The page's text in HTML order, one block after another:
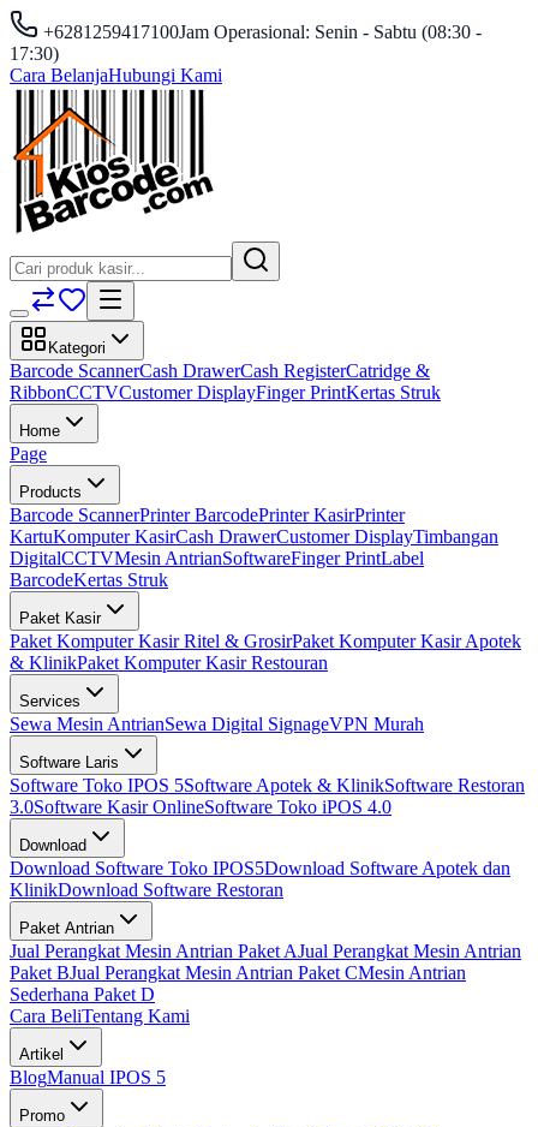
+6281259417100Jam Operasional: Senin - Sabtu (08:30 -
17:30)
Cara BelanjaHubungi Kami
Kategori
Barcode ScannerCash DrawerCash RegisterCatridge &
RibbonCCTVCustomer DisplayFinger PrintKertas Struk
Home
Page
Products
Barcode ScannerPrinter BarcodePrinter KasirPrinter
KartuKomputer KasirCash DrawerCustomer DisplayTimbangan
DigitalCCTVMesin AntrianSoftwareFinger PrintLabel
BarcodeKertas Struk
Paket Kasir
Paket Komputer Kasir Ritel & GrosirPaket Komputer Kasir Apotek
& KlinikPaket Komputer Kasir Restouran
Services
Sewa Mesin AntrianSewa Digital SignageVPN Murah
Software Laris
Software Toko IPOS 5Software Apotek & KlinikSoftware Restoran
3.0Software Kasir OnlineSoftware Toko iPOS 4.0
Download
Download Software Toko IPOS5Download Software Apotek dan
KlinikDownload Software Restoran
Paket Antrian
Jual Perangkat Mesin Antrian Paket AJual Perangkat Mesin Antrian
Paket BJual Perangkat Mesin Antrian Paket CMesin Antrian
Sederhana Paket D
Cara BeliTentang Kami
Artikel
BlogManual IPOS 5
Promo